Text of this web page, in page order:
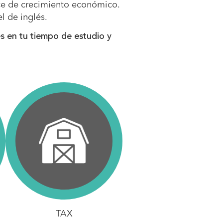
de crecimiento económico.
de inglés.
en tu tiempo de estudio y
TAX